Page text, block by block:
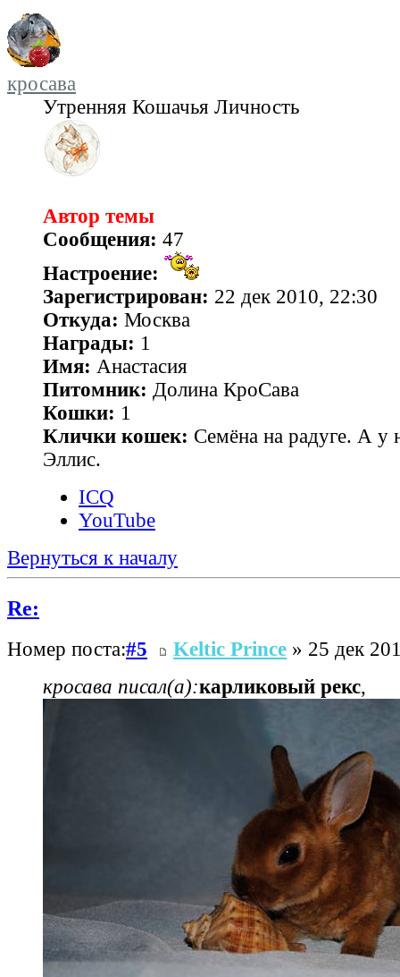
кросава
Утренняя Кошачья Личность
Автор темы
Сообщения: 47
Настроение:
Зарегистрирован: 22 дек 2010, 22:30
Откуда: Москва
Награды: 1
Имя: Анастасия
Питомник: Долина КроСава
Кошки: 1
Клички кошек: Семёна на радуге. А у
Эллис.
ICQ
YouTube
Вернуться к началу
Re:
Номер поста:#5 Keltic Prince » 25 дек
кросава писал(а):карликовый рекс,